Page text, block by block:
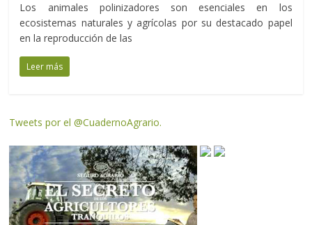
Los animales polinizadores son esenciales en los
ecosistemas naturales y agrícolas por su destacado papel
en la reproducción de las
Leer más
Tweets por el @CuadernoAgrario.